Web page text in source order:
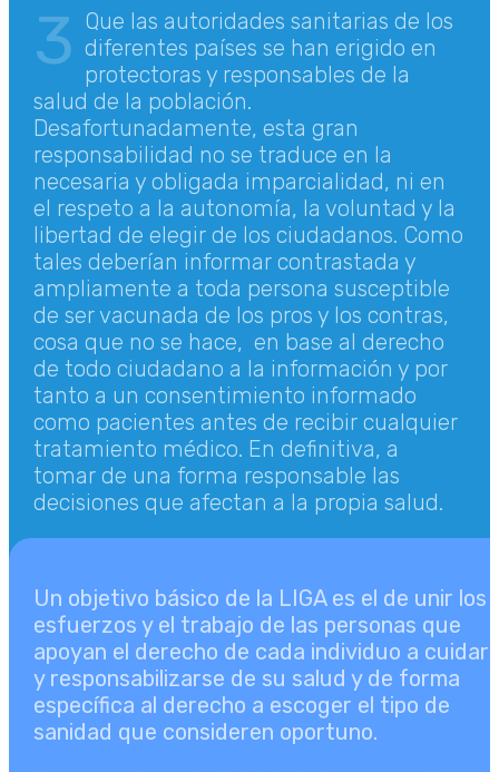
3 Que las autoridades sanitarias de los
diferentes países se han erigido en
protectoras y responsables de la
salud de la población.
Desafortunadamente, esta gran
responsabilidad no se traduce en la
necesaria y obligada imparcialidad, ni en
el respeto a la autonomía, la voluntad y la
libertad de elegir de los ciudadanos. Como
tales deberían informar contrastada y
ampliamente a toda persona susceptible
de ser vacunada de los pros y los contras,
cosa que no se hace, en base al derecho
de todo ciudadano a la información y por
tanto a un consentimiento informado
como pacientes antes de recibir cualquier
tratamiento médico. En definitiva, a
tomar de una forma responsable las
decisiones que afectan a la propia salud.
Un objetivo básico de la LIGA es el de unir los
esfuerzos y el trabajo de las personas que
apoyan el derecho de cada individuo a cuidar
y responsabilizarse de su salud y de forma
específica al derecho a escoger el tipo de
sanidad que consideren oportuno.